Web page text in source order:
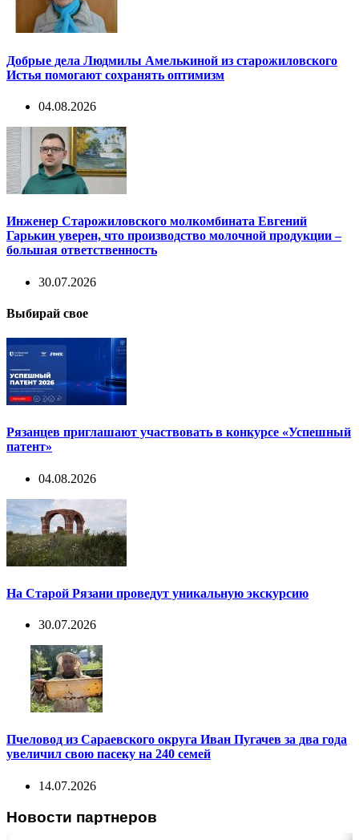
Добрые дела Людмилы Амелькиной из старожиловского
Истья помогают сохранять оптимизм
04.08.2026
Инженер Старожиловского молкомбината Евгений
Гарькин уверен, что производство молочной продукции –
большая ответственность
30.07.2026
Выбирай свое
Рязанцев приглашают участвовать в конкурсе «Успешный
патент»
04.08.2026
На Старой Рязани проведут уникальную экскурсию
30.07.2026
Пчеловод из Сараевского округа Иван Пугачев за два года
увеличил свою пасеку на 240 семей
14.07.2026
Новости партнеров